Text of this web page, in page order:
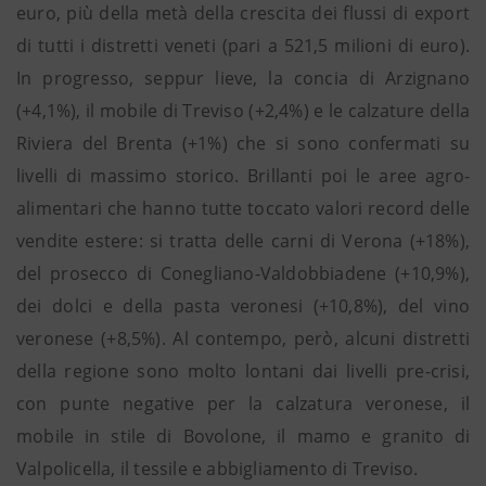
euro, più della metà della crescita dei flussi di export
di tutti i distretti veneti (pari a 521,5 milioni di euro).
In progresso, seppur lieve, la concia di Arzignano
(+4,1%), il mobile di Treviso (+2,4%) e le calzature della
Riviera del Brenta (+1%) che si sono confermati su
livelli di massimo storico. Brillanti poi le aree agro-
alimentari che hanno tutte toccato valori record delle
vendite estere: si tratta delle carni di Verona (+18%),
del prosecco di Conegliano-Valdobbiadene (+10,9%),
dei dolci e della pasta veronesi (+10,8%), del vino
veronese (+8,5%). Al contempo, però, alcuni distretti
della regione sono molto lontani dai livelli pre-crisi,
con punte negative per la calzatura veronese, il
mobile in stile di Bovolone, il mamo e granito di
Valpolicella, il tessile e abbigliamento di Treviso.